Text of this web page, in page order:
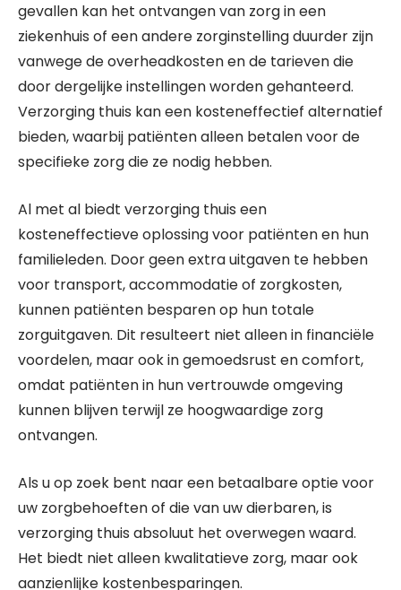
gevallen kan het ontvangen van zorg in een
ziekenhuis of een andere zorginstelling duurder zijn
vanwege de overheadkosten en de tarieven die
door dergelijke instellingen worden gehanteerd.
Verzorging thuis kan een kosteneffectief alternatief
bieden, waarbij patiënten alleen betalen voor de
specifieke zorg die ze nodig hebben.
Al met al biedt verzorging thuis een
kosteneffectieve oplossing voor patiënten en hun
familieleden. Door geen extra uitgaven te hebben
voor transport, accommodatie of zorgkosten,
kunnen patiënten besparen op hun totale
zorguitgaven. Dit resulteert niet alleen in financiële
voordelen, maar ook in gemoedsrust en comfort,
omdat patiënten in hun vertrouwde omgeving
kunnen blijven terwijl ze hoogwaardige zorg
ontvangen.
Als u op zoek bent naar een betaalbare optie voor
uw zorgbehoeften of die van uw dierbaren, is
verzorging thuis absoluut het overwegen waard.
Het biedt niet alleen kwalitatieve zorg, maar ook
aanzienlijke kostenbesparingen.